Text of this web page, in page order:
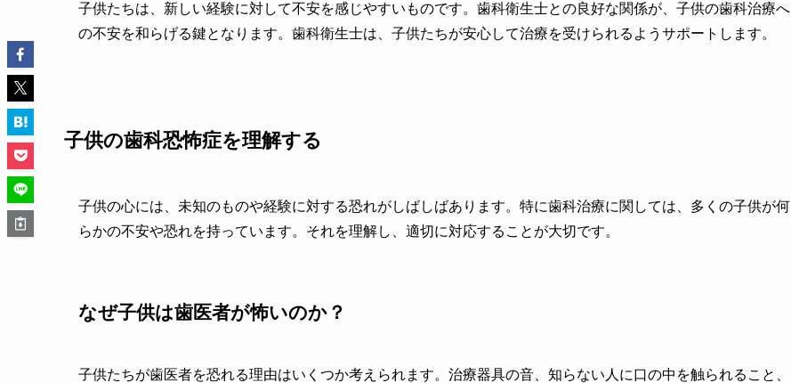
子供たちは、新しい経験に対して不安を感じやすいものです。歯科衛生士との良好な関係が、子供の歯科治療へ
の不安を和らげる鍵となります。歯科衛生士は、子供たちが安心して治療を受けられるようサポートします。
子供の歯科恐怖症を理解する
子供の心には、未知のものや経験に対する恐れがしばしばあります。特に歯科治療に関しては、多くの子供が何
らかの不安や恐れを持っています。それを理解し、適切に対応することが大切です。
なぜ子供は歯医者が怖いのか？
子供たちが歯医者を恐れる理由はいくつか考えられます。治療器具の音、知らない人に口の中を触られること、